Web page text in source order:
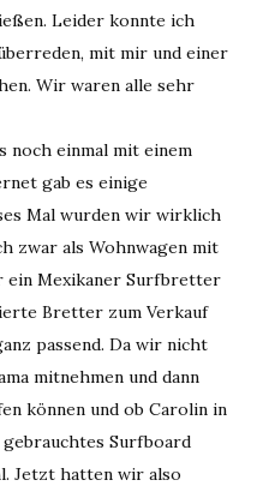
Leider konnte ich
mit mir und einer
Wir waren alle sehr
noch einmal mit einem
gab es einige
Mal wurden wir wirklich
zwar als Wohnwagen mit
Mexikaner Surfbretter
Bretter zum Verkauf
passend. Da wir nicht
mitnehmen und dann
können und ob Carolin in
Surfboard
Jetzt hatten wir also